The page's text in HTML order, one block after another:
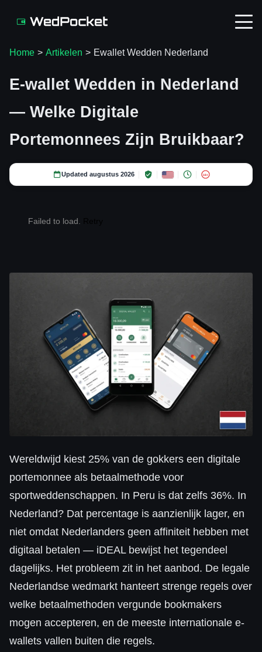
Home > Artikelen > Ewallet Wedden Nederland
E-wallet Wedden in Nederland
— Welke Digitale
Portemonnees Zijn Bruikbaar?
Updated augustus 2026 18+
Failed to load.
Wereldwijd kiest 25% van de gokkers een digitale
portemonnee als betaalmethode voor
sportweddenschappen. In Peru is dat zelfs 36%. In
Nederland? Dat percentage is aanzienlijk lager, en
niet omdat Nederlanders geen affiniteit hebben met
digitaal betalen — iDEAL bewijst het tegendeel
dagelijks. Het probleem zit in het aanbod. De legale
Nederlandse wedmarkt hanteert strenge regels over
welke betaalmethoden vergunde bookmakers
mogen accepteren, en de meeste internationale e-
wallets vallen buiten die regels.